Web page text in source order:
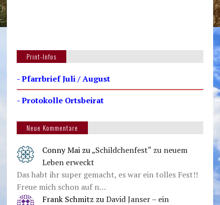
Print-Infos
- Pfarrbrief Juli / August
- Protokolle Ortsbeirat
Neue Kommentare
Conny Mai zu„Schildchenfest“ zu neuem
Leben erweckt
Das habt ihr super gemacht, es war ein tolles Fest!!
Freue mich schon auf n…
Frank Schmitz zu David Janser – ein